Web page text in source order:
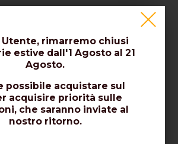
Siamo / Contattaci
Dicono di Noi
rimarremo chiusi
estive dall'1 Agosto al 21
Agosto.
possibile acquistare sul
acquisire priorità sulle
che saranno inviate al
nostro ritorno.